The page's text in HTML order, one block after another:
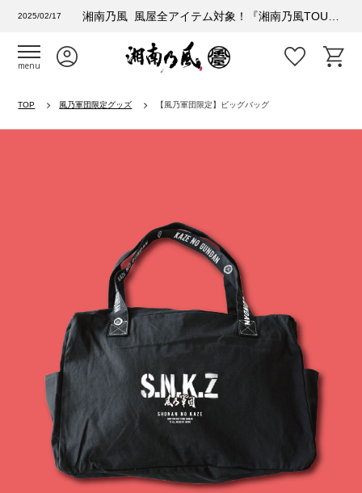
2025/02/17
menu
TOP 風乃軍団限定グッズ 【風乃軍団限定】ビッグバッグ
Previous